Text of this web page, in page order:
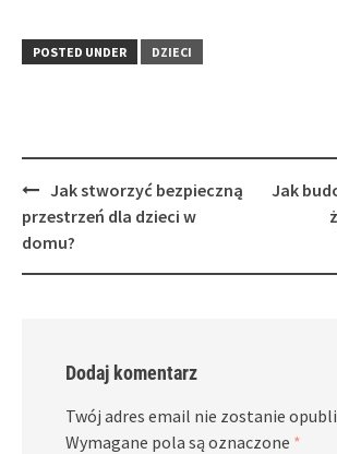
POSTED UNDER DZIECI
Post
navigation
Jak stworzyć bezpieczną
przestrzeń dla dzieci w
domu?
Jak
Dodaj komentarz
Twój adres email nie zostanie
Wymagane pola są oznaczone *